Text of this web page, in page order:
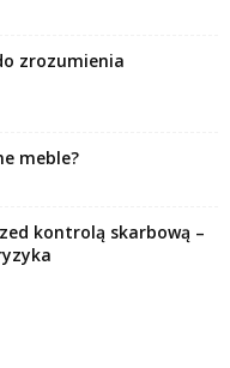
zrozumienia
meble?
kontrolą skarbową –